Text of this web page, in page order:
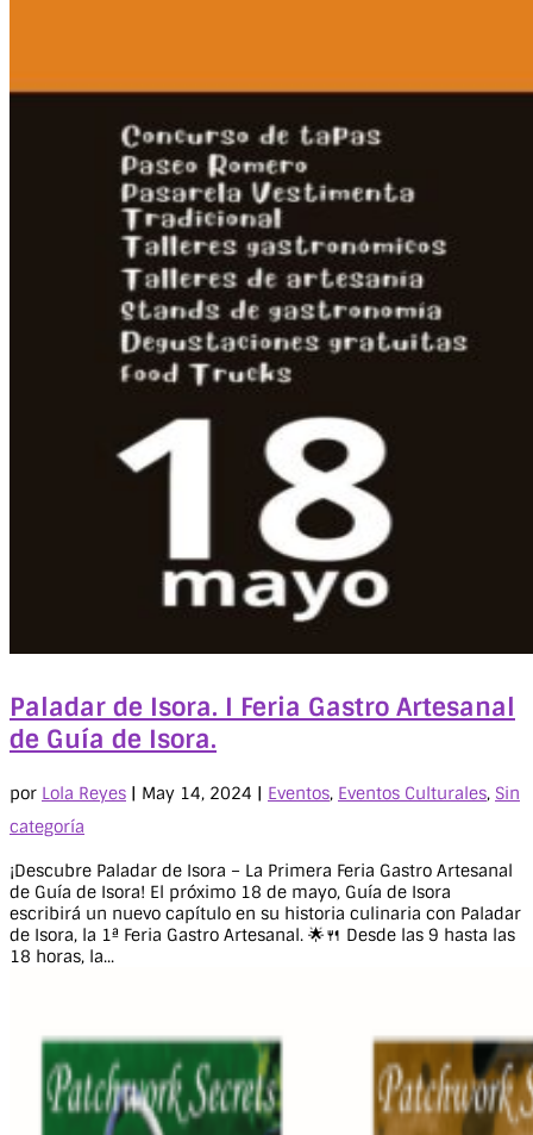
Paladar de Isora. I Feria Gastro Artesanal
de Guía de Isora.
por Lola Reyes | May 14, 2024 | Eventos, Eventos Culturales, Sin
categoría
¡Descubre Paladar de Isora – La Primera Feria Gastro Artesanal
de Guía de Isora! El próximo 18 de mayo, Guía de Isora
escribirá un nuevo capítulo en su historia culinaria con Paladar
de Isora, la 1ª Feria Gastro Artesanal. 🌟🍴 Desde las 9 hasta las
18 horas, la...